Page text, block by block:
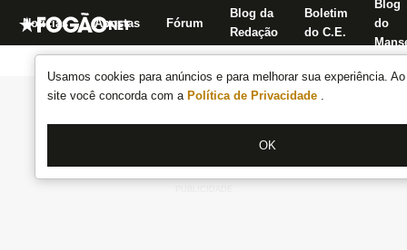
Usamos cookies para anúncios e para melhorar sua experiência.
site você concorda com a Política de Privacidade .
OK
Notícias Apostas Fórum
Blog da
Redação
Boletim
do C.E.
Blog
do